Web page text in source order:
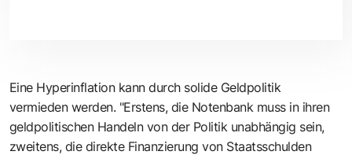
Eine Hyperinflation kann durch solide Geldpolitik
vermieden werden. "Erstens, die Notenbank muss in ihren
geldpolitischen Handeln von der Politik unabhängig sein,
zweitens, die direkte Finanzierung von Staatsschulden